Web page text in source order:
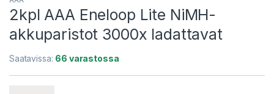
2kpl AAA Eneloop Lite NiMH-
akkuparistot 3000x ladattavat
Saatavissa: 66 varastossa